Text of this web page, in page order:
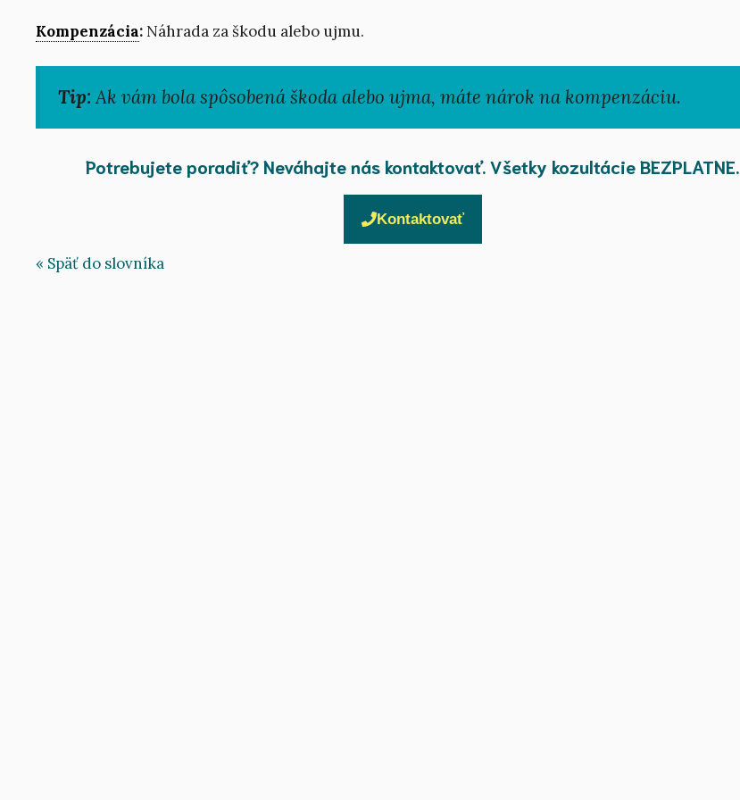
Kompenzácia: Náhrada za škodu alebo ujmu.
Tip:Ak vám bola spôsobená škoda alebo ujma, máte nárok na kompenzáciu.
Potrebujete poradiť? Neváhajte nás kontaktovať. Všetky kozultácie BEZPLATNE.
Kontaktovať
« Späť do slovníka